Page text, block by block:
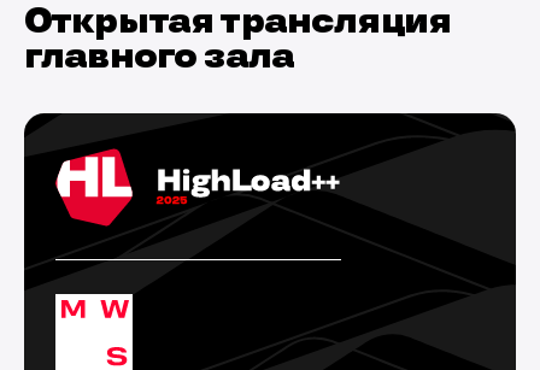
Открытая трансляция
главного зала